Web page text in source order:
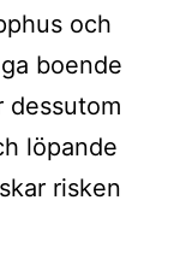
och
boende
dessutom
löpande
risken